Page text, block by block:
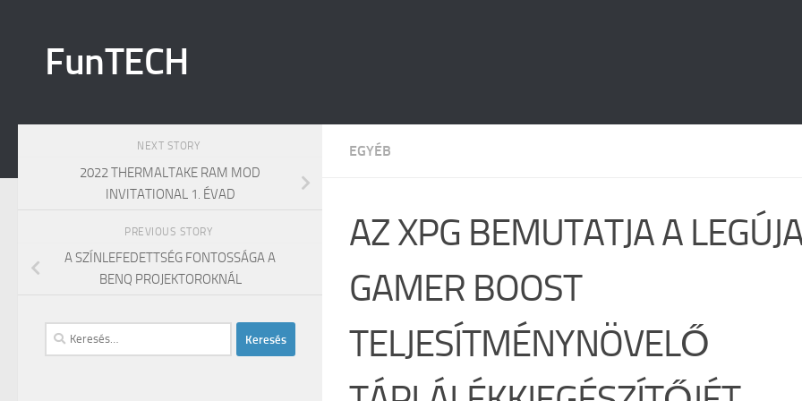
FunTECH
EGYÉB
AZ XPG BEMUTATJA A
GAMER BOOST
TELJESÍTMÉNYNÖVELŐ
NEXT STORY
2022 THERMALTAKE RAM MOD
INVITATIONAL 1. ÉVAD
PREVIOUS STORY
A SZÍNLEFEDETTSÉG FONTOSSÁGA A
BENQ PROJEKTOROKNÁL
Keresés: